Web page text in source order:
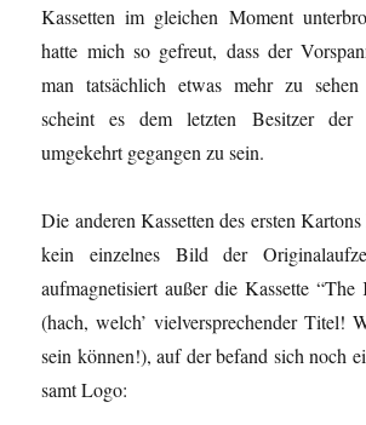
Kassetten im gleichen Moment
hatte mich so gefreut, dass der
man tatsächlich etwas mehr zu
scheint es dem letzten Besitzer der
umgekehrt gegangen zu sein.
Die anderen Kassetten des ersten
kein einzelnes Bild der
aufmagnetisiert außer die Kassette
(hach, welch’ vielversprechender Titel!
sein können!), auf der befand sich noch
samt Logo: